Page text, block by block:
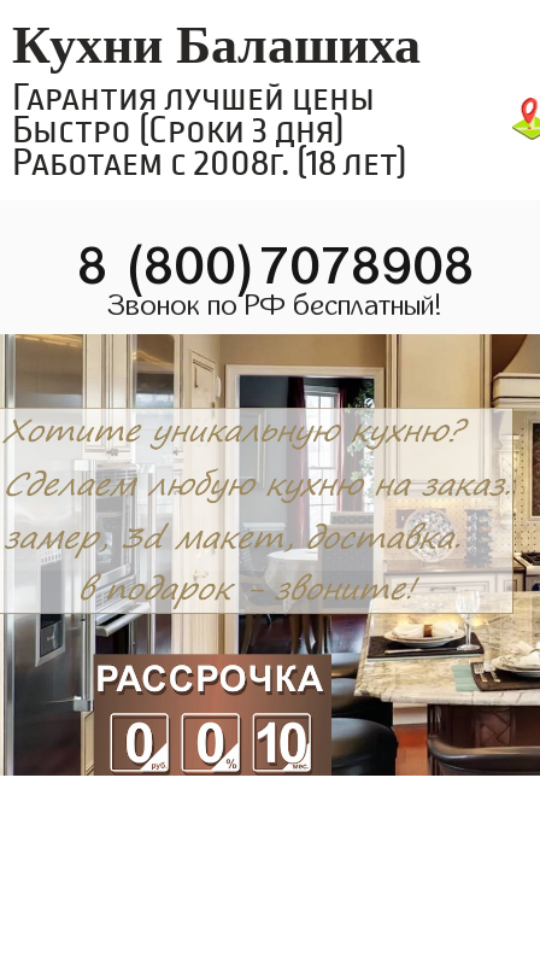
Кухни Балашиха
Гарантия лучшей цены
Быстро (Сроки 3 дня)
Работаем с 2008г. (18 лет)
8 (800)7078908
Звонок по РФ бесплатный!